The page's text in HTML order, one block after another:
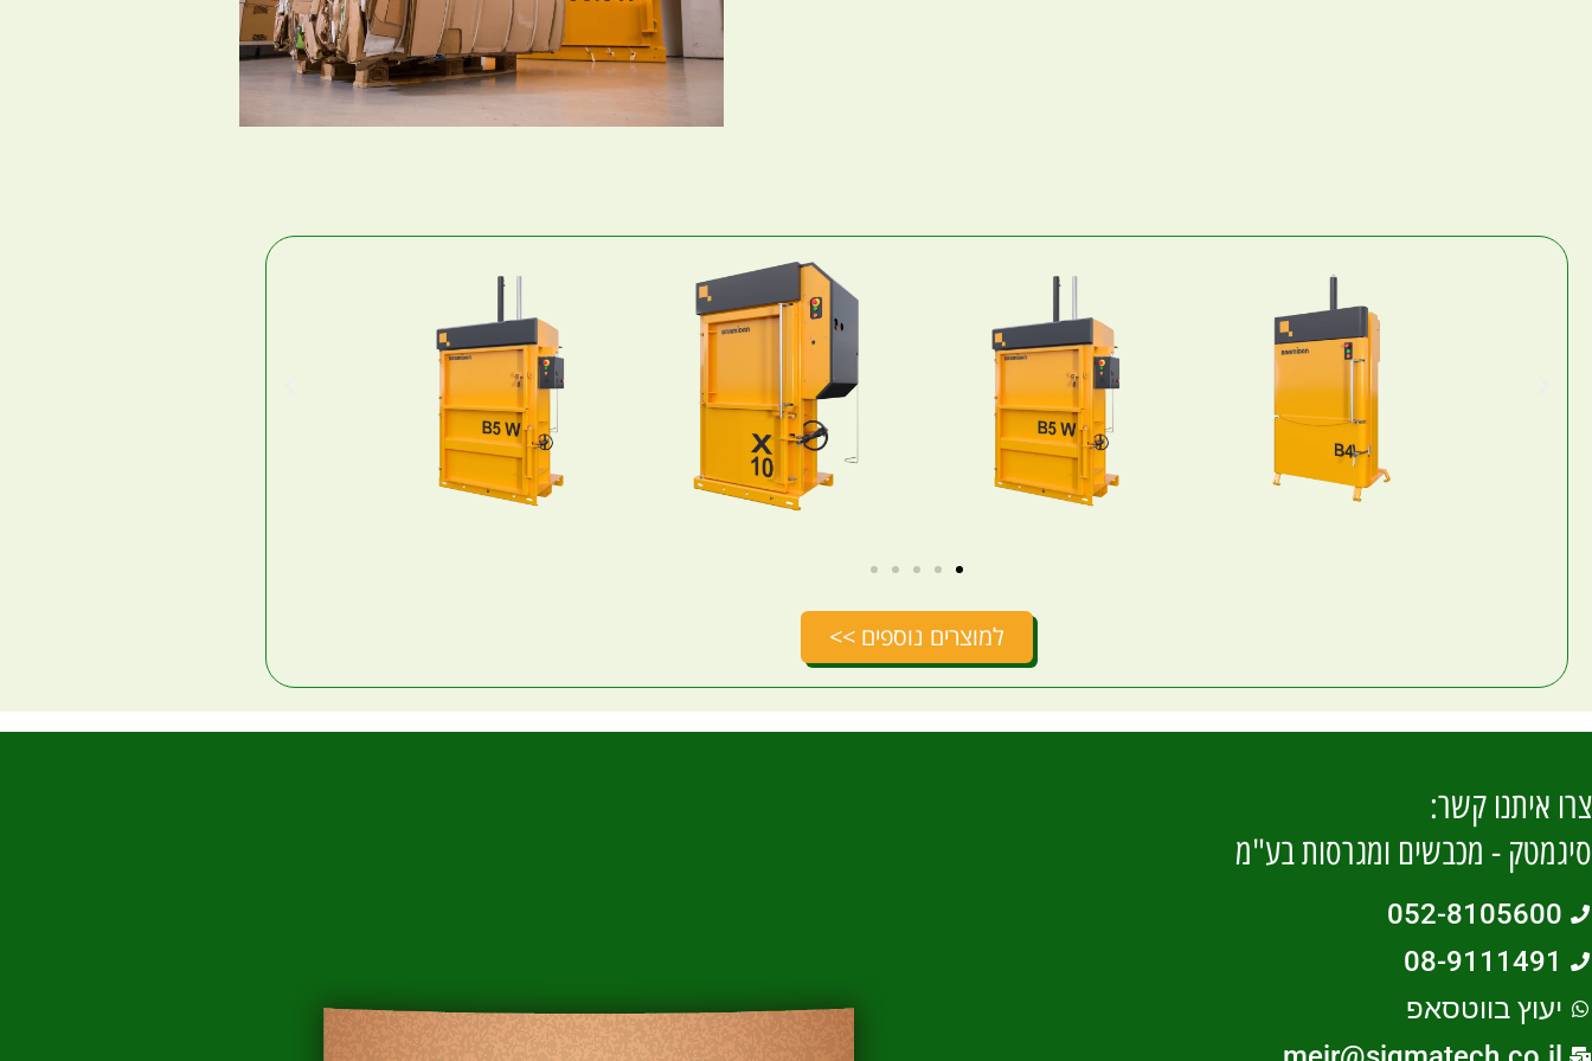
למוצרים נוספים >>
צרו איתנו קשר:
סיגמטק - מכבשים ומגרסות בע"מ
052-8105600
08-9111491
יעוץ בווטסאפ